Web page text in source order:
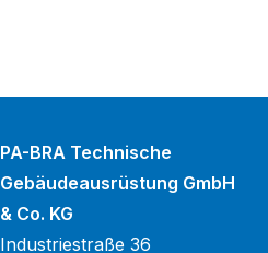
PA-BRA Technische
Gebäudeausrüstung GmbH
& Co. KG
Industriestraße 36